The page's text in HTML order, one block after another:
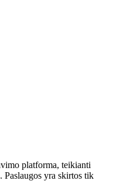
platforma, teikianti
Paslaugos yra skirtos tik